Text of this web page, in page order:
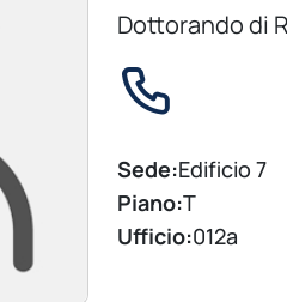
Dottorando di
Sede:Edificio 7
Piano:T
Ufficio:012a